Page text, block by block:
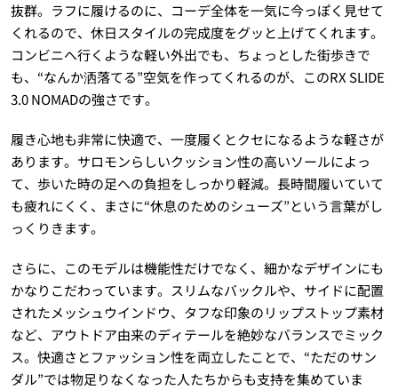
抜群。ラフに履けるのに、コーデ全体を一気に今っぽく見せて
くれるので、休日スタイルの完成度をグッと上げてくれます。
コンビニへ行くような軽い外出でも、ちょっとした街歩きで
も、“なんか洒落てる”空気を作ってくれるのが、このRX SLIDE
3.0 NOMADの強さです。
履き心地も非常に快適で、一度履くとクセになるような軽さが
あります。サロモンらしいクッション性の高いソールによっ
て、歩いた時の足への負担をしっかり軽減。長時間履いていて
も疲れにくく、まさに“休息のためのシューズ”という言葉がし
っくりきます。
さらに、このモデルは機能性だけでなく、細かなデザインにも
かなりこだわっています。スリムなバックルや、サイドに配置
されたメッシュウインドウ、タフな印象のリップストップ素材
など、アウトドア由来のディテールを絶妙なバランスでミック
ス。快適さとファッション性を両立したことで、“ただのサン
ダル”では物足りなくなった人たちからも支持を集めていま